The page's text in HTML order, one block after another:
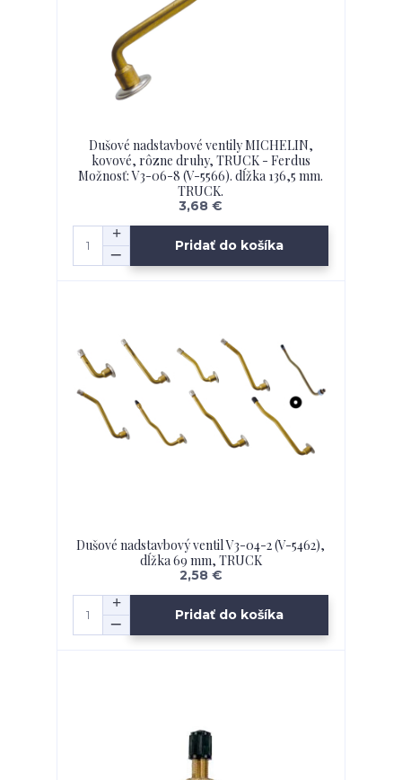
Dušové nadstavbové ventily MICHELIN,
kovové, rôzne druhy, TRUCK - Ferdus
Možnosť: V3-06-8 (V-5566). dĺžka 136,5 mm.
TRUCK.
3,68 €
Pridať do košíka
Dušové nadstavbový ventil V3-04-2 (V-5462),
dĺžka 69 mm, TRUCK
2,58 €
Pridať do košíka